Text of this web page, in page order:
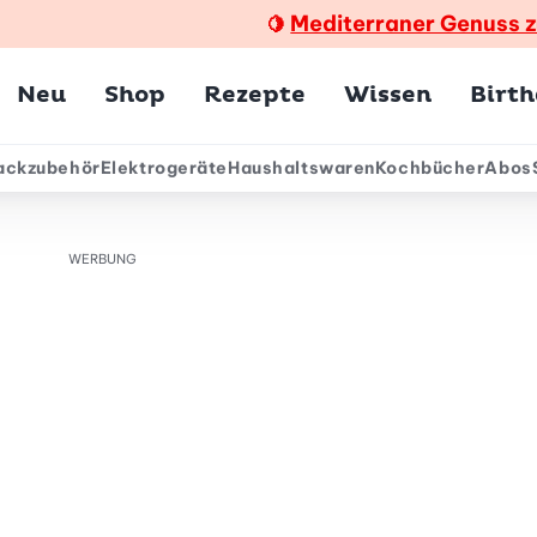
🍋 Mediterraner Genuss
Neu Shop Rezepte Wissen
ElektrogeräteHaushaltswarenKochbücherAbos
WERBUNG